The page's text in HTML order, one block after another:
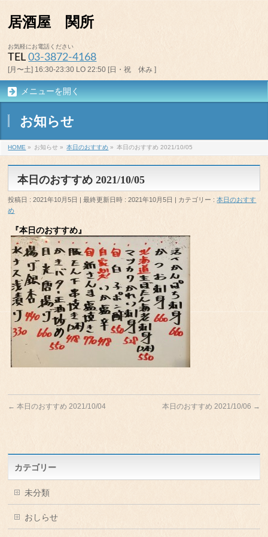
居酒屋 関所
お気軽にお電話ください
TEL03-3872-4168
[月〜土] 16:30-23:30 LO 22:50 [日・祝 休み ]
メニューを開く
お知らせ
HOME » お知らせ » 本日のおすすめ » 本日のおすすめ 2021/10/05
本日のおすすめ 2021/10/05
投稿日 : 2021年10月5日 最終更新日時 : 2021年10月5日 カテゴリー :本日のおすす
め
『本日のおすすめ』
← 本日のおすすめ 2021/10/04 本日のおすすめ 2021/10/06 →
カテゴリー
未分類
おしらせ